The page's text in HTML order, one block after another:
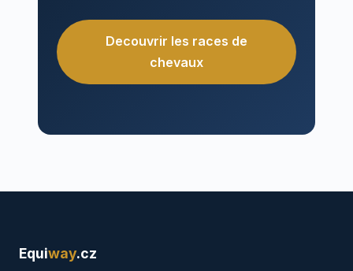
Decouvrir les races de
chevaux
Equiway.cz